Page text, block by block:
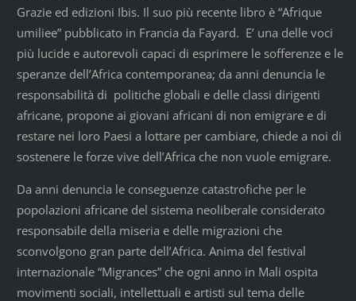
Grazie ed edizioni Ibis. Il suo più recente libro è “Afrique
umiliee” pubblicato in Francia da Fayard. E’ una delle voci
più lucide e autorevoli capaci di esprimere le sofferenze e le
speranze dell’Africa contemporanea; da anni denuncia le
responsabilità di politiche globali e delle classi dirigenti
africane, propone ai giovani africani di non emigrare e di
restare nei loro Paesi a lottare per cambiare, chiede a noi di
sostenere le forze vive dell’Africa che non vuole emigrare.
Da anni denuncia le conseguenze catastrofiche per le
popolazioni africane del sistema neoliberale considerato
responsabile della miseria e delle migrazioni che
sconvolgono gran parte dell’Africa. Anima del festival
internazionale “Migrances” che ogni anno in Mali ospita
movimenti sociali, intellettuali e artisti sul tema delle